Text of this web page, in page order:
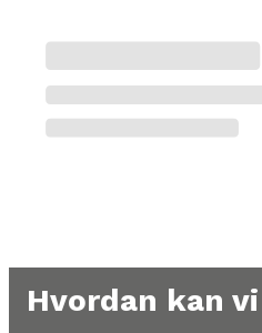
Hvordan kan